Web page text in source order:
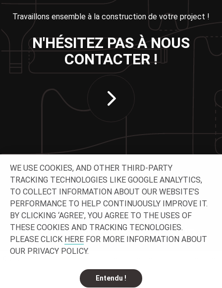
Travaillons ensemble à la construction de votre project !
N'HÉSITEZ PAS À NOUS
CONTACTER !
WE USE COOKIES, AND OTHER THIRD-PARTY
TRACKING TECHNOLOGIES LIKE GOOGLE ANALYTICS,
TO COLLECT INFORMATION ABOUT OUR WEBSITE’S
PERFORMANCE TO HELP CONTINUOUSLY IMPROVE IT.
BY CLICKING ‘AGREE’, YOU AGREE TO THE USES OF
THESE COOKIES AND TRACKING TECNOLOGIES.
PLEASE CLICK HERE FOR MORE INFORMATION ABOUT
OUR PRIVACY POLICY.
Entendu !